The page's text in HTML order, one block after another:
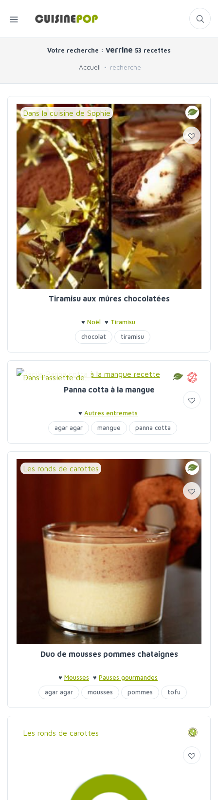
Votre recherche : verrine 53 recettes
Accueil recherche
Dans la cuisine de Sophie
Tiramisu aux mûres chocolatées
♥ Noël♥ Tiramisu
chocolat
tiramisu
Dans l'assiette de...
Panna cotta à la mangue
♥ Autres entremets
agar agar
mangue panna cotta
Les ronds de carottes
Duo de mousses pommes chataignes
♥ Mousses ♥ Pauses gourmandes
agar agar
mousses pommes tofu
Les ronds de carottes